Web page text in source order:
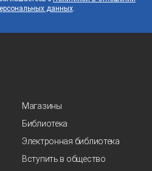
данных.
Магазины
Библиотека
Электронная библиотека
Вступить в общество